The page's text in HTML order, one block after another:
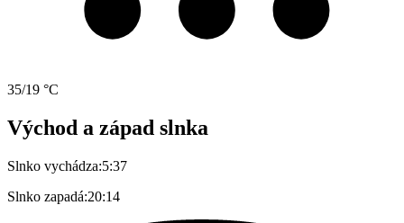
35/19 °C
Východ a západ slnka
Slnko vychádza:5:37
Slnko zapadá:20:14